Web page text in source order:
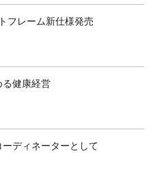
フレーム新仕様発売
る健康経営
ディネーターとして